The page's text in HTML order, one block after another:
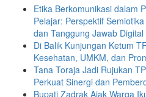
Etika Berkomunikasi dalam
Pelajar: Perspektif
dan Tanggung Jawab Digital
Di Balik Kunjungan Ketum
Kesehatan, UMKM, dan
Tana Toraja Jadi Rujukan
Perkuat Sinergi dan
Bupati Zadrak Ajak Warga